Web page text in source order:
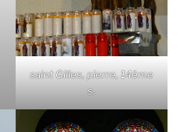
saint Gilles, pierre, 14ème
s.